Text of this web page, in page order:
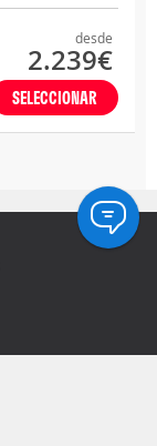
desde
2.239€
SELECCIONAR